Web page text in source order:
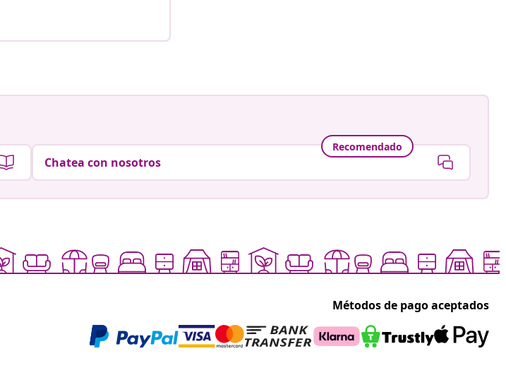
Recomendado
Chatea con nosotros
Métodos de pago aceptados